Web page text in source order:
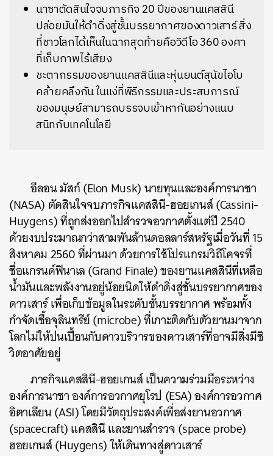
นาซาตัดสินใจจบภารกิจ 20 ปีของยานแคสสินี
ปล่อยมันให้ดำดิ่งสู่ชั้นบรรยากาศของดาวเสาร์ สิ่ง
ที่ชาวโลกได้เห็นในฉากสุดท้ายคือวิดีโอ 360 องศา
ที่เก็บภาพไร้เสียง
ชะตากรรมของยานแคสสินีและหุ่นยนต์สุนัขไอโบ
คล้ายคลึงกัน ในแง่ที่พิธีกรรมและประสบการณ์
ของมนุษย์สามารถบรรจบเข้าหากันอย่างแนบ
สนิทกับเทคโนโลยี
อีลอน มัสก์ (Elon Musk) นายทุนและองค์การนาซา
(NASA) ตัดสินใจจบภารกิจแคสสินี-ฮอยเกนส์ (Cassini-
Huygens) ที่ถูกส่งออกไปสำรวจอวกาศตั้งแต่ปี 2540
ด้วยงบประมาณกว่าสามพันล้านดอลลาร์สหรัฐเมื่อวันที่ 15
สิงหาคม 2560 ที่ผ่านมา ด้วยการใช้โปรแกรมวิถีโคจรที่
ชื่อแกรนด์ฟินาเล (Grand Finale) ของยานแคสสินีที่เหลือ
น้ำมันและพลังงานอยู่น้อยนิดให้ดำดิ่งสู่ชั้นบรรยากาศของ
ดาวเสาร์ เพื่อเก็บข้อมูลในระดับชั้นบรรยากาศ พร้อมทั้ง
กำจัดเชื้อจุลินทรีย์ (microbe) ที่เกาะติดกับตัวยานมาจาก
โลกไม่ให้ปนเปื้อนกับดาวบริวารของดาวเสาร์ที่อาจมีสิ่งมีชิ
วิตอาศัยอยู่
ภารกิจแคสสินี-ฮอยเกนส์ เป็นความร่วมมือระหว่าง
องค์การนาซา องค์การอวกาศยุโรป (ESA) องค์การอวกาศ
อิตาเลียน (ASI) โดยมีวัตถุประสงค์เพื่อส่งยานอวกาศ
(spacecraft) แคสสินี และยานสำรวจ (space probe)
ฮอยเกนส์ (Huygens) ให้เดินทางสู่ดาวเสาร์